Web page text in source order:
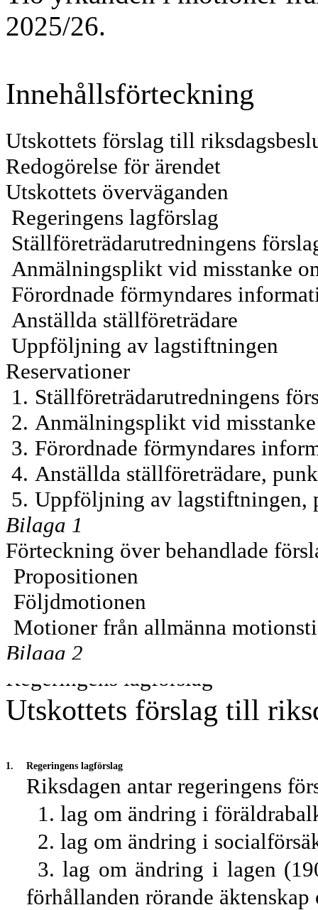
2025/26.
Innehållsförteckning
Utskottets förslag till
Redogörelse för ärendet
Utskottets överväganden
Regeringens lagförslag
Ställföreträdarutredningens
Anmälningsplikt vid misstanke
Förordnade förmyndares
Anställda ställföreträdare
Uppföljning av lagstiftningen
Reservationer
1. Ställföreträdarutredningens
2. Anmälningsplikt vid
3. Förordnade förmyndares
4. Anställda ställföreträdare,
5. Uppföljning av lagstiftningen,
Bilaga 1
Förteckning över behandlade
Propositionen
Följdmotionen
Motioner från allmänna
Bilaga 2
Regeringens lagförslag
Utskottets förslag till
1. Regeringens lagförslag
Riksdagen antar regeringens
1. lag om ändring i
2. lag om ändring i
3. lag om ändring i lagen
förhållanden rörande